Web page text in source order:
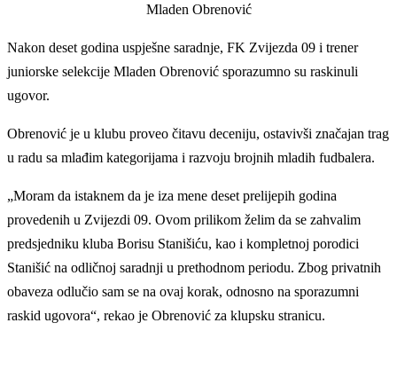
Mladen Obrenović
Nakon deset godina uspješne saradnje, FK Zvijezda 09 i trener
juniorske selekcije Mladen Obrenović sporazumno su raskinuli
ugovor.
Obrenović je u klubu proveo čitavu deceniju, ostavivši značajan trag
u radu sa mlađim kategorijama i razvoju brojnih mladih fudbalera.
„Moram da istaknem da je iza mene deset prelijepih godina
provedenih u Zvijezdi 09. Ovom prilikom želim da se zahvalim
predsjedniku kluba Borisu Stanišiću, kao i kompletnoj porodici
Stanišić na odličnoj saradnji u prethodnom periodu. Zbog privatnih
obaveza odlučio sam se na ovaj korak, odnosno na sporazumni
raskid ugovora“, rekao je Obrenović za klupsku stranicu.